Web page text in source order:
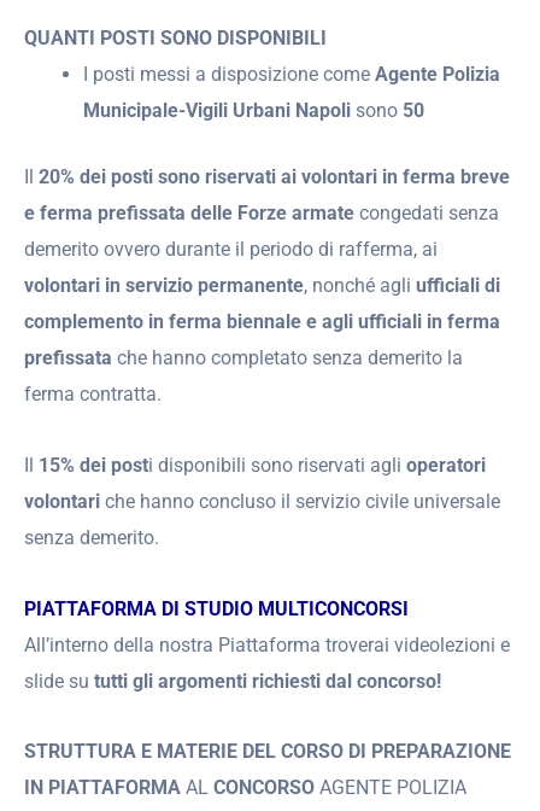
QUANTI POSTI SONO DISPONIBILI
I posti messi a disposizione comeAgente Polizia
Municipale-Vigili Urbani Napoli sono 50
Il 20% dei posti sono riservati ai volontari in ferma breve
e ferma prefissata delle Forze armate congedati senza
demerito ovvero durante il periodo di rafferma, ai
volontari in servizio permanente, nonché agli ufficiali di
complemento in ferma biennale e agli ufficiali in ferma
prefissata che hanno completato senza demerito la
ferma contratta.
Il 15% dei posti disponibili sono riservati agli operatori
volontari che hanno concluso il servizio civile universale
senza demerito.
PIATTAFORMA DI STUDIO MULTICONCORSI
All’interno della nostra Piattaforma troverai videolezioni e
slide su tutti gli argomenti richiesti dal concorso!
STRUTTURA E MATERIE DEL CORSO DI PREPARAZIONE
IN PIATTAFORMA AL CONCORSO AGENTE POLIZIA